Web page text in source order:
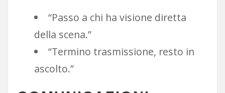
“Passo a chi ha visione diretta
della scena.”
“Termino trasmissione, resto in
ascolto.”